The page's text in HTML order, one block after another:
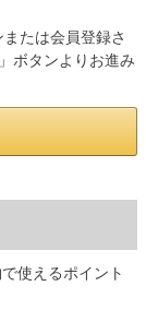
たは会員登録さ
ボタンよりお進み
使えるポイント